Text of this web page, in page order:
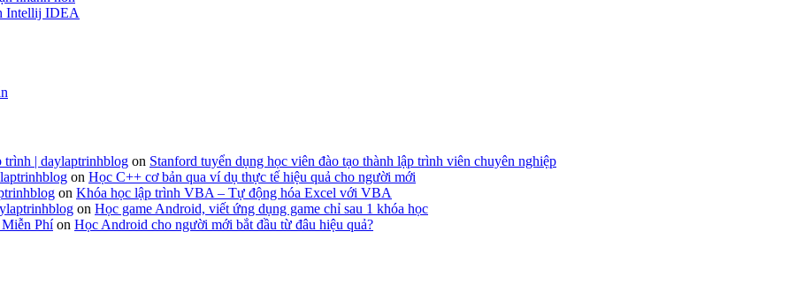
Intellij IDEA
trình | daylaptrinhblog on Stanford tuyển dụng học viên đào tạo thành lập trình viên chuyên nghiệp
on Học C++ cơ bản qua ví dụ thực tế hiệu quả cho người mới
on Khóa học lập trình VBA – Tự động hóa Excel với VBA
on Học game Android, viết ứng dụng game chỉ sau 1 khóa học
Phíon Học Android cho người mới bắt đầu từ đâu hiệu quả?